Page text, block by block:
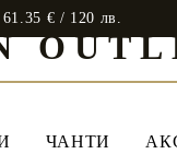
61.35 € / 120 лв.
ЧАНТИ